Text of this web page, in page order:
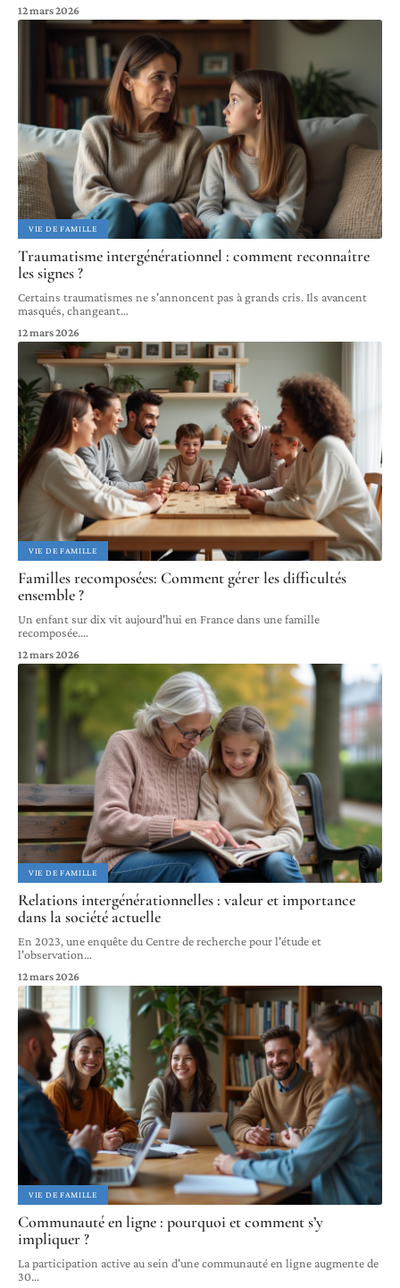
12 mars 2026
VIE DE FAMILLE
Traumatisme intergénérationnel : comment reconnaître
les signes ?
Certains traumatismes ne s'annoncent pas à grands cris. Ils avancent
masqués, changeant…
12 mars 2026
VIE DE FAMILLE
Familles recomposées: Comment gérer les difficultés
ensemble ?
Un enfant sur dix vit aujourd'hui en France dans une famille
recomposée.…
12 mars 2026
VIE DE FAMILLE
Relations intergénérationnelles : valeur et importance
dans la société actuelle
En 2023, une enquête du Centre de recherche pour l'étude et
l'observation…
12 mars 2026
VIE DE FAMILLE
Communauté en ligne : pourquoi et comment s’y
impliquer ?
La participation active au sein d'une communauté en ligne augmente de
30…